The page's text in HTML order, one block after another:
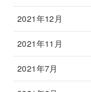
2021年12月
2021年11月
2021年7月